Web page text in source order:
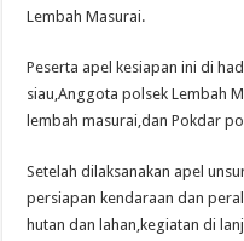
Lembah Masurai.
Peserta apel kesiapan ini di
siau,Anggota polsek Lembah
lembah masurai,dan Pokdar
Setelah dilaksanakan apel
persiapan kendaraan dan
hutan dan lahan,kegiatan di